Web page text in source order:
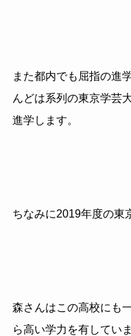
また都内でも屈指の進
んどは系列の東京学芸
進学します。
ちなみに2019年度の東
森さんはこの高校にも
ら高い学力を有してい